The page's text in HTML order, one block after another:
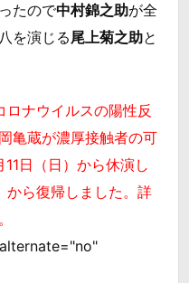
たので中村錦之助が全
を演じる尾上菊之助と
ナウイルスの陽性反
亀蔵が濃厚接触者の可
日（日）から休演し
から復帰しました。詳